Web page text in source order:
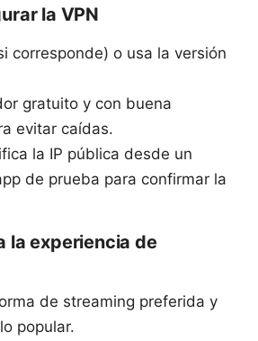
la VPN
corresponde) o usa la versión
gratuito y con buena
evitar caídas.
la IP pública desde un
de prueba para confirmar la
la experiencia de
de streaming preferida y
popular.